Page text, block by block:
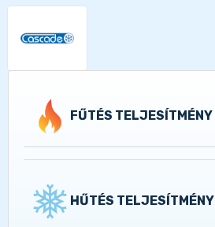
FŰTÉS TELJESÍTMÉNY
HŰTÉS TELJESÍTMÉNY